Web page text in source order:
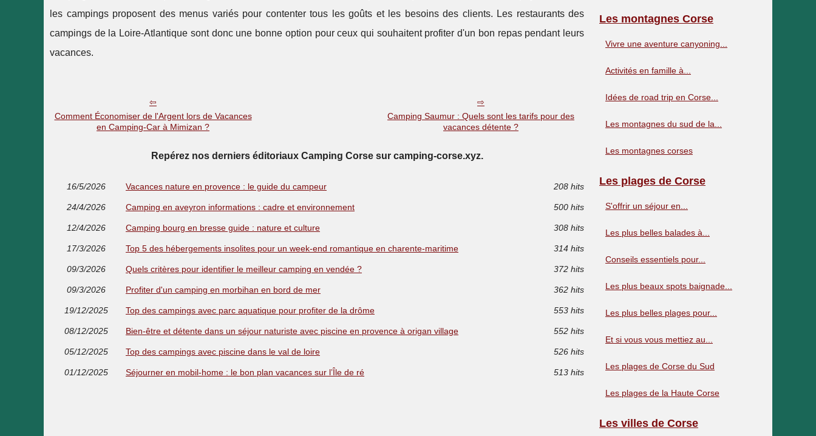
les campings proposent des menus variés pour contenter tous les goûts et les besoins des clients. Les restaurants des
campings de la Loire-Atlantique sont donc une bonne option pour ceux qui souhaitent profiter d'un bon repas pendant leurs
vacances.
Comment Économiser de l'Argent lors de Vacances
en Camping-Car à Mimizan ?
Camping Saumur : Quels sont les tarifs pour des
vacances détente ?
Repérez nos derniers éditoriaux Camping Corse sur camping-corse.xyz.
16/5/2026 Vacances nature en provence : le guide du campeur 208 hits
24/4/2026 Camping en aveyron informations : cadre et environnement 500 hits
12/4/2026 Camping bourg en bresse guide : nature et culture 308 hits
17/3/2026 Top 5 des hébergements insolites pour un week-end romantique en charente-maritime 314 hits
09/3/2026 Quels critères pour identifier le meilleur camping en vendée ? 372 hits
09/3/2026 Profiter d'un camping en morbihan en bord de mer 362 hits
19/12/2025 Top des campings avec parc aquatique pour profiter de la drôme 553 hits
08/12/2025 Bien-être et détente dans un séjour naturiste avec piscine en provence à origan village 552 hits
05/12/2025 Top des campings avec piscine dans le val de loire 526 hits
01/12/2025 Séjourner en mobil-home : le bon plan vacances sur l’Île de ré 513 hits
Les montagnes Corse
Vivre une aventure canyoning...
Activités en famille à...
Idées de road trip en Corse...
Les montagnes du sud de la...
Les montagnes corses
Les plages de Corse
S'offrir un séjour en...
Les plus belles balades à...
Conseils essentiels pour...
Les plus beaux spots baignade...
Les plus belles plages pour...
Et si vous vous mettiez au...
Les plages de Corse du Sud
Les plages de la Haute Corse
Les villes de Corse